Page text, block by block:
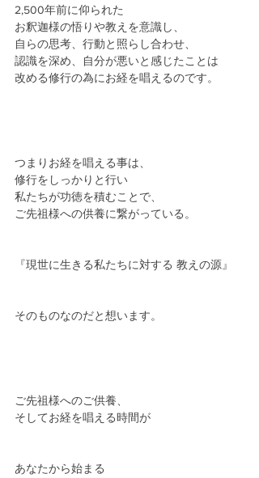
2,500年前に仰られた
お釈迦様の悟りや教えを意識し、
自らの思考、行動と照らし合わせ、
認識を深め、自分が悪いと感じたことは
改める修行の為にお経を唱えるのです。
つまりお経を唱える事は、
修行をしっかりと行い
私たちが功徳を積むことで、
ご先祖様への供養に繋がっている。
『現世に生きる私たちに対する 教えの源』
そのものなのだと想います。
ご先祖様へのご供養、
そしてお経を唱える時間が
あなたから始まる